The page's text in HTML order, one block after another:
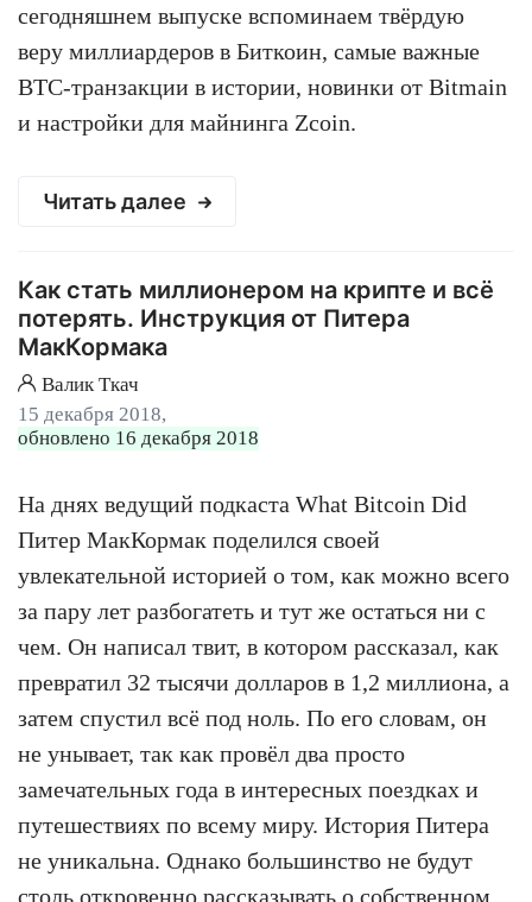
сегодняшнем выпуске вспоминаем твёрдую
веру миллиардеров в Биткоин, самые важные
BTC-транзакции в истории, новинки от Bitmain
и настройки для майнинга Zcoin.
Читать далее
Как стать миллионером на крипте и всё
потерять. Инструкция от Питера
МакКормака
Валик Ткач
15 декабря 2018,
обновлено 16 декабря 2018
На днях ведущий подкаста What Bitcoin Did
Питер МакКормак поделился своей
увлекательной историей о том, как можно всего
за пару лет разбогатеть и тут же остаться ни с
чем. Он написал твит, в котором рассказал, как
превратил 32 тысячи долларов в 1,2 миллиона, а
затем спустил всё под ноль. По его словам, он
не унывает, так как провёл два просто
замечательных года в интересных поездках и
путешествиях по всему миру. История Питера
не уникальна. Однако большинство не будут
столь откровенно рассказывать о собственном